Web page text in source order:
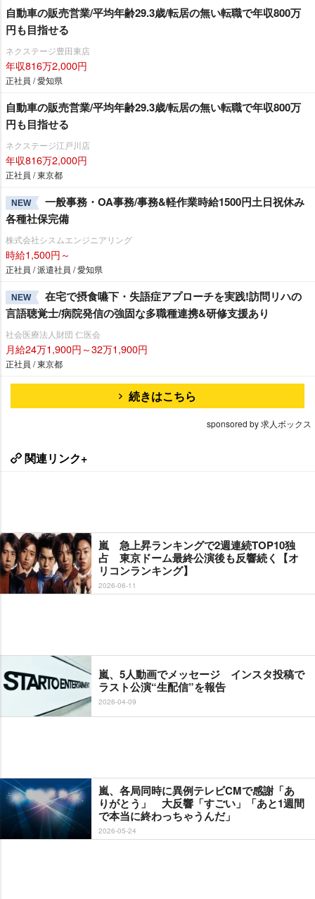
自動車の販売営業/平均年齢29.3歳/転居の無い転職で年収800万
円も目指せる
ネクステージ豊田東店
年収816万2,000円
正社員 / 愛知県
自動車の販売営業/平均年齢29.3歳/転居の無い転職で年収800万
円も目指せる
ネクステージ江戸川店
年収816万2,000円
正社員 / 東京都
NEW
一般事務・OA事務/事務&軽作業時給1500円土日祝休み
各種社保完備
株式会社シスムエンジニアリング
時給1,500円～
正社員 / 派遣社員 / 愛知県
NEW
在宅で摂食嚥下・失語症アプローチを実践!訪問リハの
言語聴覚士/病院発信の強固な多職種連携&研修支援あり
社会医療法人財団 仁医会
月給24万1,900円～32万1,900円
正社員 / 東京都
続きはこちら
sponsored by 求人ボックス
関連リンク+
嵐 急上昇ランキングで2週連続TOP10独
占 東京ドーム最終公演後も反響続く【オ
リコンランキング】
2026-06-11
嵐、5人動画でメッセージ インスタ投稿で
ラスト公演“生配信”を報告
2026-04-09
嵐、各局同時に異例テレビCMで感謝「あ
りがとう」 大反響「すごい」「あと1週間
で本当に終わっちゃうんだ」
2026-05-24